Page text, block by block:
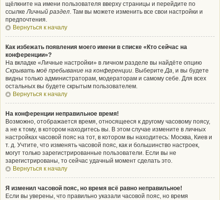
щёлкните на имени пользователя вверху страницы и перейдите по
ссылкеЛичный раздел. Там вы можете изменить все свои настройки и
предпочтения.
Вернуться к началу
Как избежать появления моего имени в списке «Кто сейчас на
конференции»?
На вкладке «Личные настройки» в личном разделе вы найдёте опцию
Скрывать моё пребывание на конференции. ВыберитеДа, и вы будете
видны только администраторам, модераторам и самому себе. Для всех
остальных вы будете скрытым пользователем.
Вернуться к началу
На конференции неправильное время!
Возможно, отображается время, относящееся к другому часовому поясу,
а не к тому, в котором находитесь вы. В этом случае измените в личных
настройках часовой пояс на тот, в котором вы находитесь: Москва, Киев и
т. д. Учтите, что изменять часовой пояс, как и большинство настроек,
могут только зарегистрированные пользователи. Если вы не
зарегистрированы, то сейчас удачный момент сделать это.
Вернуться к началу
Я изменил часовой пояс, но время всё равно неправильное!
Если вы уверены, что правильно указали часовой пояс, но время